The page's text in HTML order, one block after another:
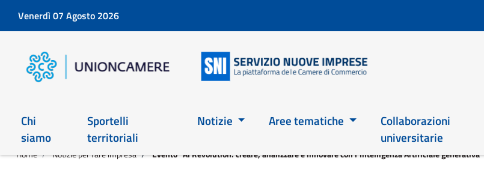
Venerdì 07 Agosto 2026
Main 2026
Chi
siamo
Sportelli
territoriali
Notizie Aree tematiche
Collaborazioni
universitarie
Home Notizie per fare impresa Evento “AI Revolution: creare, analizzare e innovare con l’Intelligenza Artificiale generativa”